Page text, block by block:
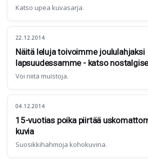
Katso upea kuvasarja.
22.12.2014
Näitä leluja toivoimme joululahjaksi
lapsuudessamme - katso
Voi niitä muistoja.
04.12.2014
15-vuotias poika piirtää
kuvia
Suosikkihahmoja kohokuvina.